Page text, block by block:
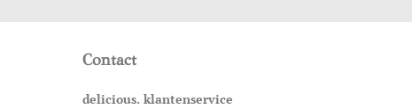
Contact
delicious. klantenservice